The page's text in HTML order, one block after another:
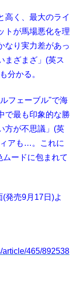
高く、最大のライ
トが馬場悪化を理
なり実力差があっ
まざまざ」(英ス
分かる。
フェーブル"で海
で最も印象的な勝
方が不思議」(英
アも…。これに
ードに包まれて
売9月17日)よ
article/465/892538